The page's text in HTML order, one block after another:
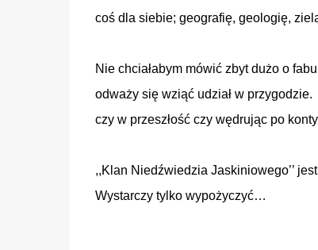
coś dla siebie; geografię, geologię,
Nie chciałabym mówić zbyt dużo o
odważy się wziąć udział w
czy w przeszłość czy wędrując po
,,Klan Niedźwiedzia Jaskiniowego’’
Wystarczy tylko wypożyczyć…